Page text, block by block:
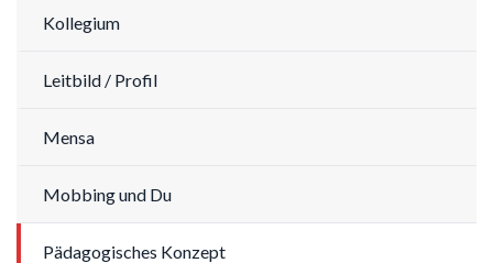
Kollegium
Leitbild / Profil
Mensa
Mobbing und Du
Pädagogisches Konzept